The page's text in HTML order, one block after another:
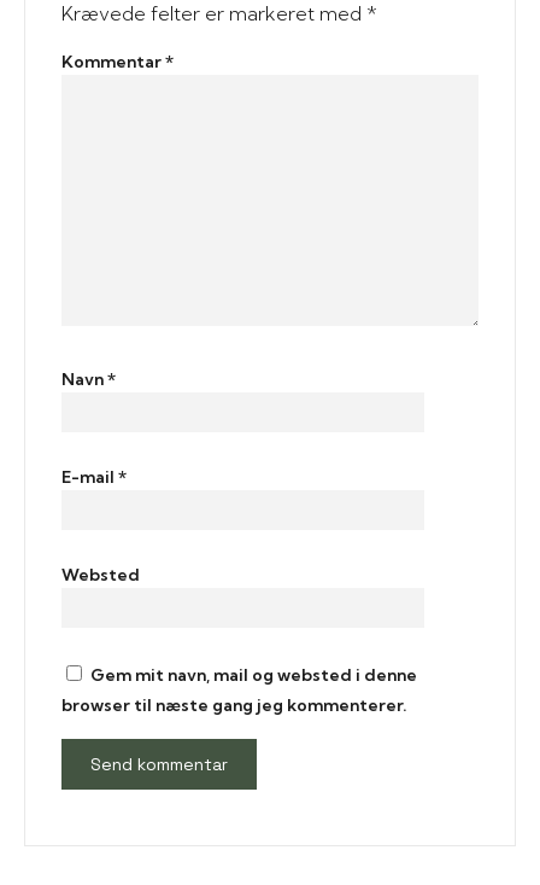
Krævede felter er markeret med *
Kommentar*
Navn*
E-mail *
Websted
Gem mit navn, mail og websted i denne
browser til næste gang jeg kommenterer.